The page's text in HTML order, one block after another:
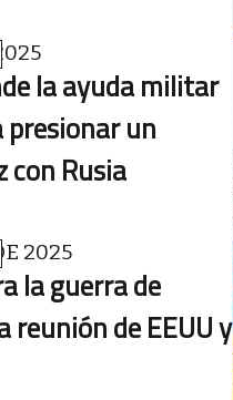
la ayuda militar
presionar un
con Rusia
2025
la guerra de
reunión de EEUU y